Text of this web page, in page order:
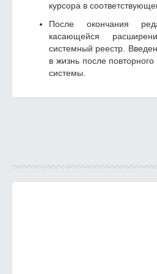
курсора в
После окончания
касающейся
системный реестр.
в жизнь после
системы.